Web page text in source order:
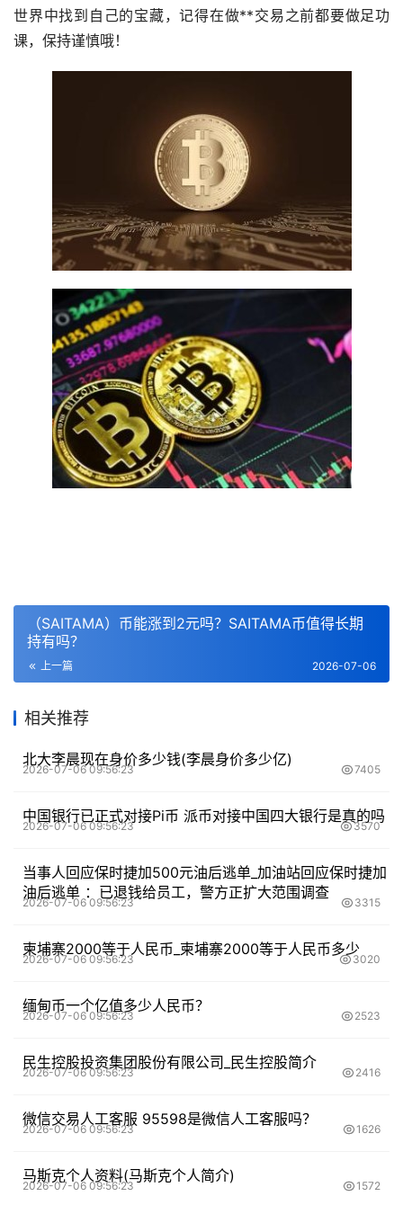
世界中找到自己的宝藏，记得在做**交易之前都要做足功
课，保持谨慎哦！
（SAITAMA）币能涨到2元吗？SAITAMA币值得长期
持有吗？
上一篇 2026-07-06
相关推荐
北大李晨现在身价多少钱(李晨身价多少亿)
2026-07-06 09:56:23 7405
中国银行已正式对接Pi币 派币对接中国四大银行是真的吗
2026-07-06 09:56:23 3570
当事人回应保时捷加500元油后逃单_加油站回应保时捷加
油后逃单 ：已退钱给员工，警方正扩大范围调查
2026-07-06 09:56:23 3315
柬埔寨2000等于人民币_柬埔寨2000等于人民币多少
2026-07-06 09:56:23 3020
缅甸币一个亿值多少人民币？
2026-07-06 09:56:23 2523
民生控股投资集团股份有限公司_民生控股简介
2026-07-06 09:56:23 2416
微信交易人工客服 95598是微信人工客服吗？
2026-07-06 09:56:23 1626
马斯克个人资料(马斯克个人简介)
2026-07-06 09:56:23 1572